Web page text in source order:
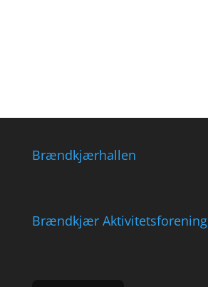
Brændkjærhallen
Brændkjær Aktivitetsforening